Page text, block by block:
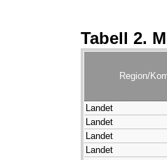
Tabell 2.
Region/
Landet
Landet
Landet
Landet